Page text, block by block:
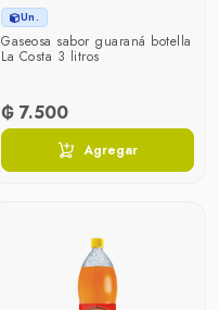
Un.
Gaseosa sabor guaraná botella
La Costa 3 litros
₲ 7.500
Agregar